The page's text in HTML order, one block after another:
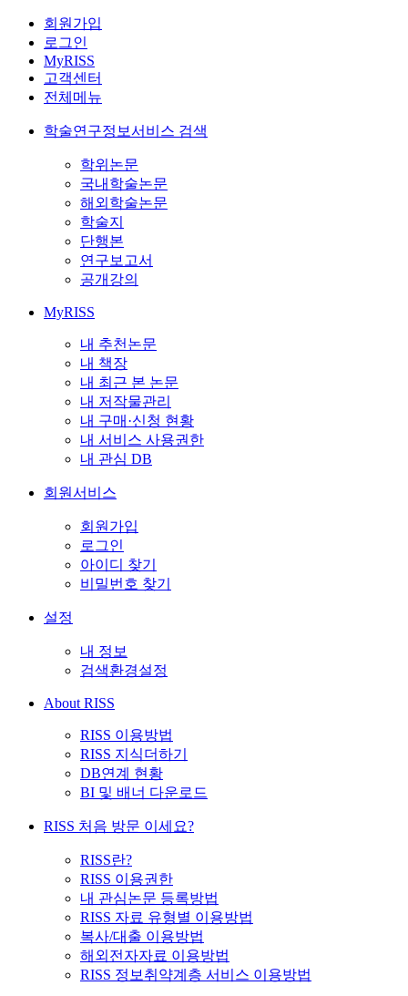
회원가입
로그인
MyRISS
고객센터
전체메뉴
학술연구정보서비스 검색
학위논문
국내학술논문
해외학술논문
학술지
단행본
연구보고서
공개강의
MyRISS
내 추천논문
내 책장
내 최근 본 논문
내 저작물관리
내 구매·신청 현황
내 서비스 사용권한
내 관심 DB
회원서비스
회원가입
로그인
아이디 찾기
비밀번호 찾기
설정
내 정보
검색환경설정
About RISS
RISS 이용방법
RISS 지식더하기
DB연계 현황
BI 및 배너 다운로드
RISS 처음 방문 이세요?
RISS란?
RISS 이용권한
내 관심논문 등록방법
RISS 자료 유형별 이용방법
복사/대출 이용방법
해외전자자료 이용방법
RISS 정보취약계층 서비스 이용방법